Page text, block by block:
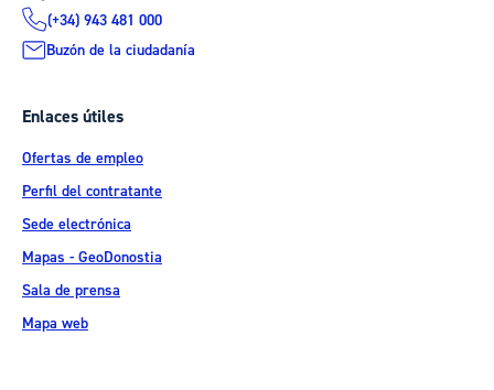
(+34) 943 481 000
Buzón de la ciudadanía
Enlaces útiles
Ofertas de empleo
Perfil del contratante
Sede electrónica
Mapas - GeoDonostia
Sala de prensa
Mapa web